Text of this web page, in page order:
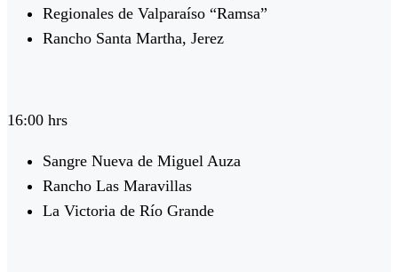
Regionales de Valparaíso “Ramsa”
Rancho Santa Martha, Jerez
16:00 hrs
Sangre Nueva de Miguel Auza
Rancho Las Maravillas
La Victoria de Río Grande